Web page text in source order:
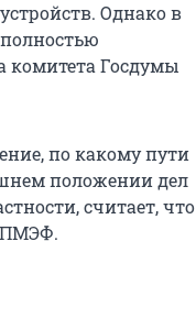
Однако в
комитета Госдумы
по какому пути
положении дел
считает, что
ПМЭФ.